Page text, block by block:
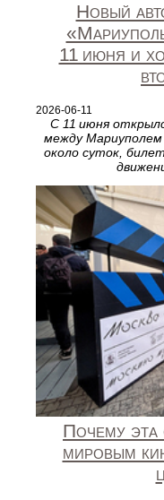
Новый
11 июня и
2026-06-11
С 11 июня
между
около суток,
Почему эта
мировым